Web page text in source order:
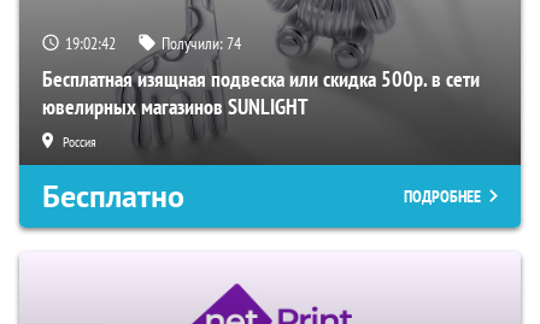
19:02:41 Получили:74
Бесплатная изящная подвеска или скидка 500р. в сети
ювелирных магазинов SUNLIGHT
Россия
Бесплатно ПОДРОБНЕЕ